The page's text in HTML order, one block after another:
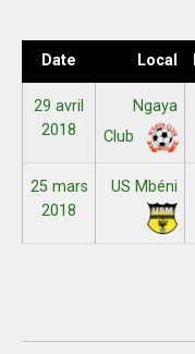
Date Local
29 avril
2018
Ngaya
Club
25 mars
2018
US Mbéni